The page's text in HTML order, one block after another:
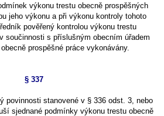
výkonu trestu obecně prospěšných
jeho výkonu a při výkonu kontroly tohoto
pověřený kontrolou výkonu trestu
součinnosti s příslušným obecním úřadem
prospěšné práce vykonávány.
§ 337
povinnosti stanovené v § 336 odst. 3, nebo
sjednané podmínky výkonu trestu obecně